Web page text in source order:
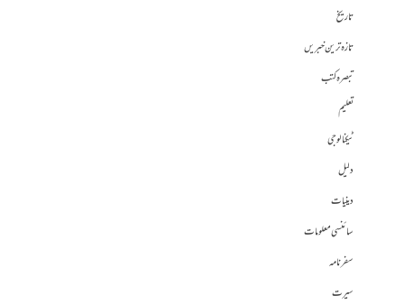
تاریخ
تازہ ترین خبریں
تبصرہ کتب
تعلیم
ٹیکنالوجی
دلیل
دینیات
سائنسی معلومات
سفرنامہ
سیرت